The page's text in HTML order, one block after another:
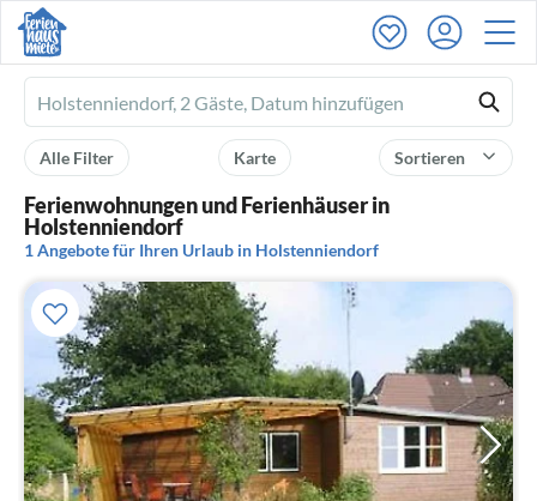
Ferienhausmiete
logo
Sortieren
Karte
Alle Filter
Ferienwohnungen und Ferienhäuser in
Holstenniendorf
1 Angebote für Ihren Urlaub in Holstenniendorf